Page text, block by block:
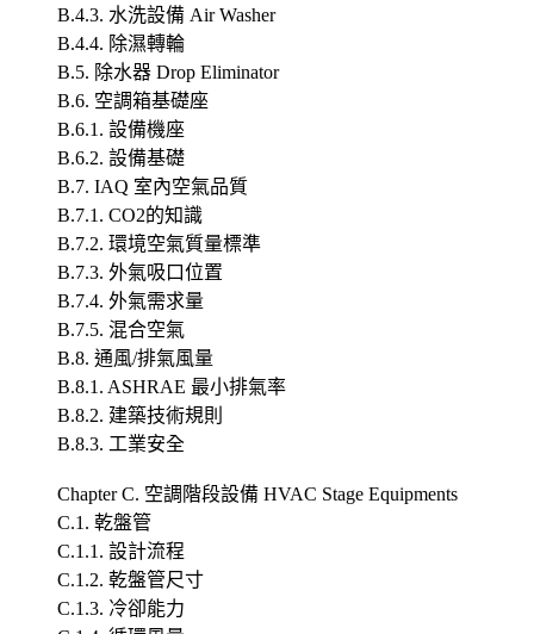
B.4.3. 水洗設備 Air Washer
B.4.4. 除濕轉輪
B.5. 除水器 Drop Eliminator
B.6. 空調箱基礎座
B.6.1. 設備機座
B.6.2. 設備基礎
B.7. IAQ 室內空氣品質
B.7.1. CO2的知識
B.7.2. 環境空氣質量標準
B.7.3. 外氣吸口位置
B.7.4. 外氣需求量
B.7.5. 混合空氣
B.8. 通風/排氣風量
B.8.1. ASHRAE 最小排氣率
B.8.2. 建築技術規則
B.8.3. 工業安全
Chapter C. 空調階段設備 HVAC Stage Equipments
C.1. 乾盤管
C.1.1. 設計流程
C.1.2. 乾盤管尺寸
C.1.3. 冷卻能力